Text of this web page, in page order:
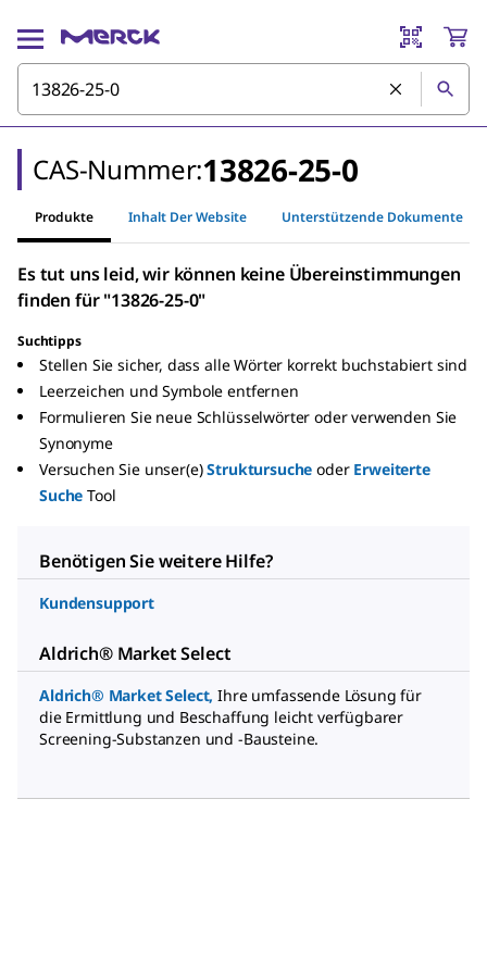
CAS-Nummer:13826-25-0
Produkte Inhalt Der Website Unterstützende Dokumente
Es tut uns leid, wir können keine Übereinstimmungen
finden für "13826-25-0"
Suchtipps
Stellen Sie sicher, dass alle Wörter korrekt buchstabiert sind
Leerzeichen und Symbole entfernen
Formulieren Sie neue Schlüsselwörter oder verwenden Sie
Synonyme
Versuchen Sie unser(e) Struktursuche oder Erweiterte
Suche Tool
Benötigen Sie weitere Hilfe?
Kundensupport
Aldrich® Market Select
Aldrich® Market Select, Ihre umfassende Lösung für
die Ermittlung und Beschaffung leicht verfügbarer
Screening-Substanzen und -Bausteine.